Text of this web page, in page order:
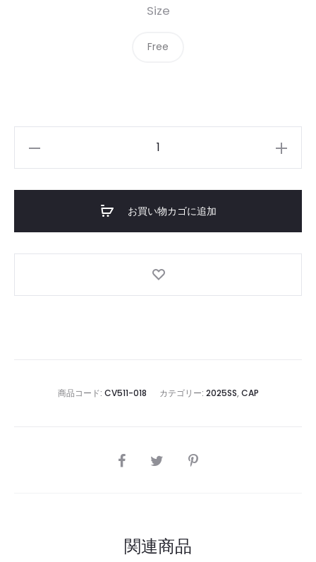
Size
Free
Trucker
Mesh-
個
お買い物カゴに追加
商品コード: CV511-018 カテゴリー: 2025SS, CAP
SHARE
関連商品